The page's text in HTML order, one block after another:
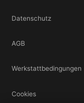
Datenschutz
AGB
Werkstattbedingungen
Cookies